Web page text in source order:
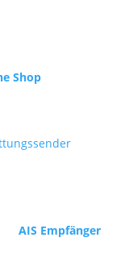
Shop
AIS Empfänger